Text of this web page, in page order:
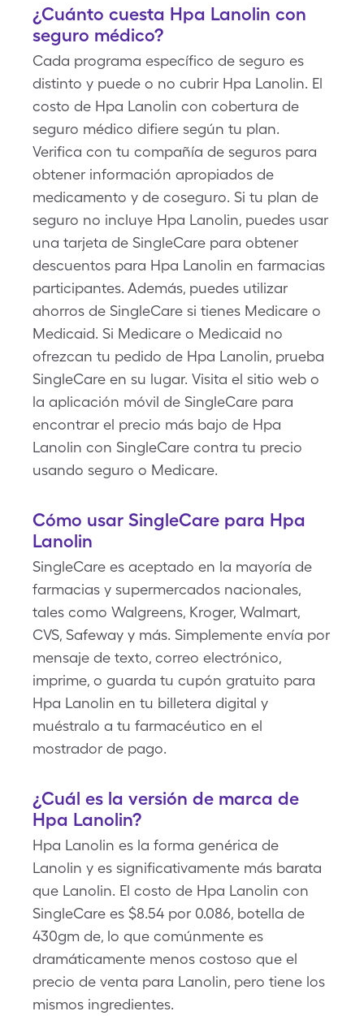
¿Cuánto cuesta Hpa Lanolin con
seguro médico?
Cada programa específico de seguro es
distinto y puede o no cubrir Hpa Lanolin. El
costo de Hpa Lanolin con cobertura de
seguro médico difiere según tu plan.
Verifica con tu compañía de seguros para
obtener información apropiados de
medicamento y de coseguro. Si tu plan de
seguro no incluye Hpa Lanolin, puedes usar
una tarjeta de SingleCare para obtener
descuentos para Hpa Lanolin en farmacias
participantes. Además, puedes utilizar
ahorros de SingleCare si tienes Medicare o
Medicaid. Si Medicare o Medicaid no
ofrezcan tu pedido de Hpa Lanolin, prueba
SingleCare en su lugar. Visita el sitio web o
la aplicación móvil de SingleCare para
encontrar el precio más bajo de Hpa
Lanolin con SingleCare contra tu precio
usando seguro o Medicare.
Cómo usar SingleCare para Hpa
Lanolin
SingleCare es aceptado en la mayoría de
farmacias y supermercados nacionales,
tales como Walgreens, Kroger, Walmart,
CVS, Safeway y más. Simplemente envía por
mensaje de texto, correo electrónico,
imprime, o guarda tu cupón gratuito para
Hpa Lanolin en tu billetera digital y
muéstralo a tu farmacéutico en el
mostrador de pago.
¿Cuál es la versión de marca de
Hpa Lanolin?
Hpa Lanolin es la forma genérica de
Lanolin y es significativamente más barata
que Lanolin. El costo de Hpa Lanolin con
SingleCare es $8.54 por 0.086, botella de
430gm de, lo que comúnmente es
dramáticamente menos costoso que el
precio de venta para Lanolin, pero tiene los
mismos ingredientes.